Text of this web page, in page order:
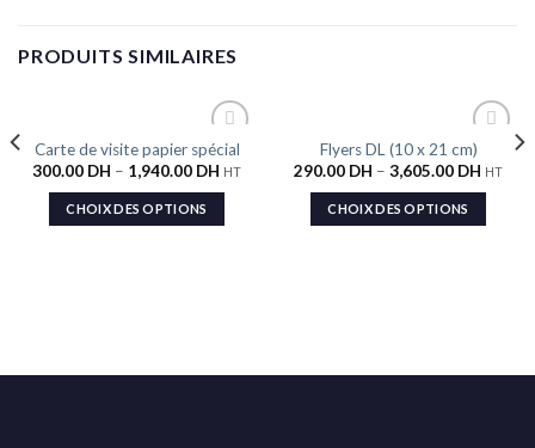
PRODUITS SIMILAIRES
Ajouter
à la liste
souhaits
Carte de visite papier spécial
300.00 DH – 1,940.00 DH HT
CHOIX DES OPTIONS
Ajouter
à la liste
souhaits
Flyers DL (10 x 21 cm)
290.00 DH – 3,605.00 DH HT
CHOIX DES OPTIONS